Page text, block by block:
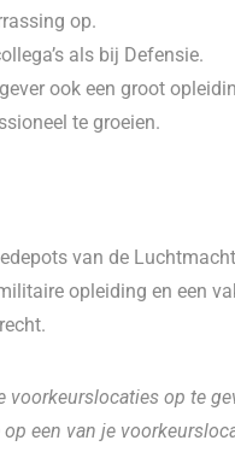
op.
als bij Defensie.
ook een groot
te groeien.
van de
opleiding en een
op te
een van je